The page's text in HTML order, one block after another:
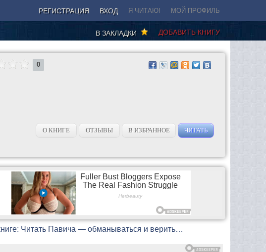
РЕГИСТРАЦИЯ ВХОД Я ЧИТАЮ! МОЙ ПРОФИЛЬ
ДОБАВИТЬ КНИГУ
В ЗАКЛАДКИ
0
О КНИГЕ ОТЗЫВЫ В ИЗБРАННОЕ ЧИТАТЬ
Читать Павича — обманываться и верить…